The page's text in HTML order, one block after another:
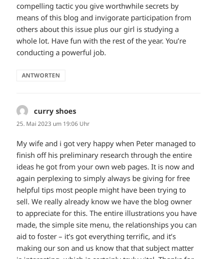
compelling tactic you give worthwhile secrets by
means of this blog and invigorate participation from
others about this issue plus our girl is studying a
whole lot. Have fun with the rest of the year. You’re
conducting a powerful job.
ANTWORTEN
curry shoes
25. Mai 2023 um 19:06 Uhr
My wife and i got very happy when Peter managed to
finish off his preliminary research through the entire
ideas he got from your own web pages. It is now and
again perplexing to simply always be giving for free
helpful tips most people might have been trying to
sell. We really already know we have the blog owner
to appreciate for this. The entire illustrations you have
made, the simple site menu, the relationships you can
aid to foster – it’s got everything terrific, and it’s
making our son and us know that that subject matter